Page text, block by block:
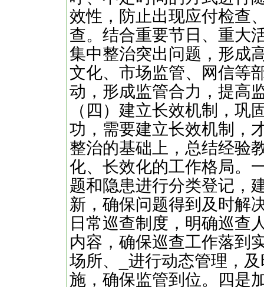
效性，防止出现应付检查
查。结合重要节日、重大
集中整治突出问题，形成
文化、市场监管、网信等
动，形成监管合力，提高
（四）建立长效机制，巩
功，需要建立长效机制，
整治的基础上，总结经验
化、长效化的工作格局。
题和隐患进行分类登记，
新，确保问题得到及时解
日常巡查制度，明确巡查
内容，确保巡查工作落到
场所、_进行动态管理，
施，确保监管到位。四是